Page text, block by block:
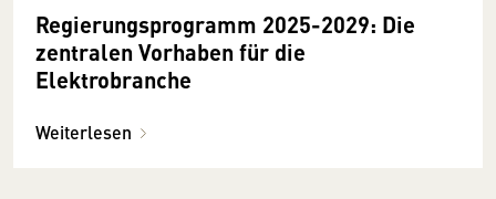
Regierungsprogramm 2025-2029: Die
zentralen Vorhaben für die
Elektrobranche
Weiterlesen